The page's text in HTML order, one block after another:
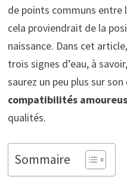
de points communs entre
cela proviendrait de la
naissance. Dans cet
trois signes d’eau, à
saurez un peu plus sur
compatibilités
qualités.
Sommaire